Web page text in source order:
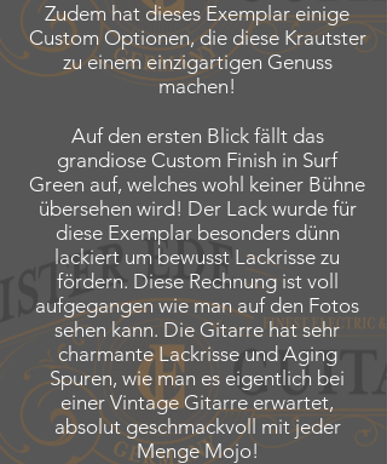
Zudem hat dieses Exemplar einige
Custom Optionen, die diese Krautster
zu einem einzigartigen Genuss
machen!
Auf den ersten Blick fällt das
grandiose Custom Finish in Surf
Green auf, welches wohl keiner Bühne
übersehen wird! Der Lack wurde für
diese Exemplar besonders dünn
lackiert um bewusst Lackrisse zu
fördern. Diese Rechnung ist voll
aufgegangen wie man auf den Fotos
sehen kann. Die Gitarre hat sehr
charmante Lackrisse und Aging
Spuren, wie man es eigentlich bei
einer Vintage Gitarre erwartet,
absolut geschmackvoll mit jeder
Menge Mojo!